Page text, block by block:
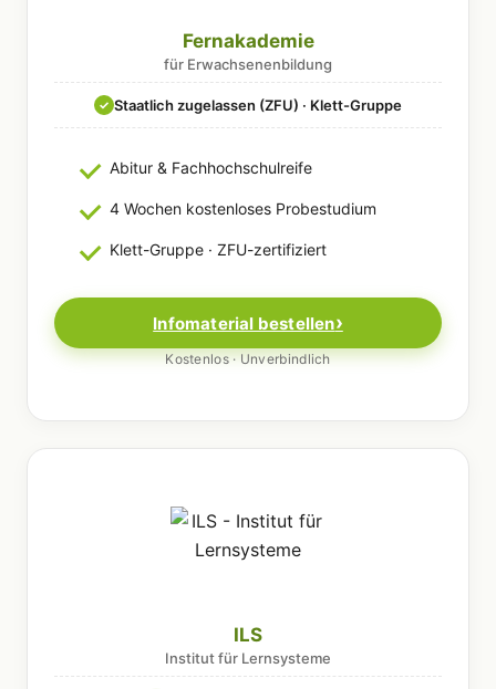
Fernakademie
für Erwachsenenbildung
✓ Staatlich zugelassen (ZFU) · Klett-Gruppe
Abitur & Fachhochschulreife
4 Wochen kostenloses Probestudium
Klett-Gruppe · ZFU-zertifiziert
Infomaterial bestellen
Kostenlos · Unverbindlich
ILS
Institut für Lernsysteme